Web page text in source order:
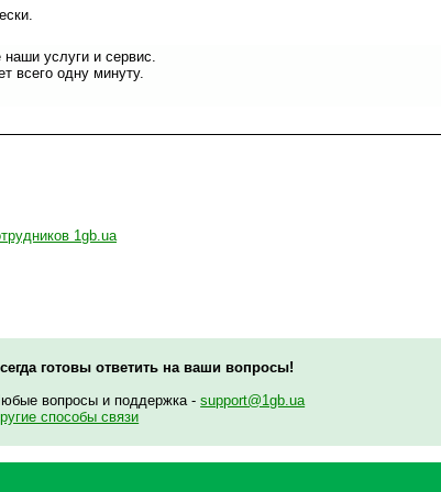
услуги и сервис.
всего одну минуту.
1gb.ua
готовы ответить на ваши вопросы!
вопросы и поддержка -support@1gb.ua
способы связи